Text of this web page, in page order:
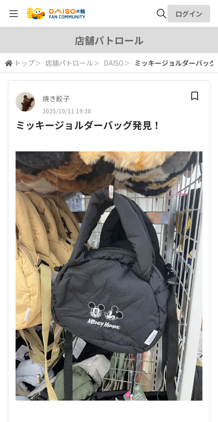
検索
ログイン
店舗パトロール
トップ＞ 店舗パトロール＞ DAISO＞ ミッキージョルダーバッ
焼き餃子
2025/10/11 19:38
ミッキージョルダーバッグ発見！